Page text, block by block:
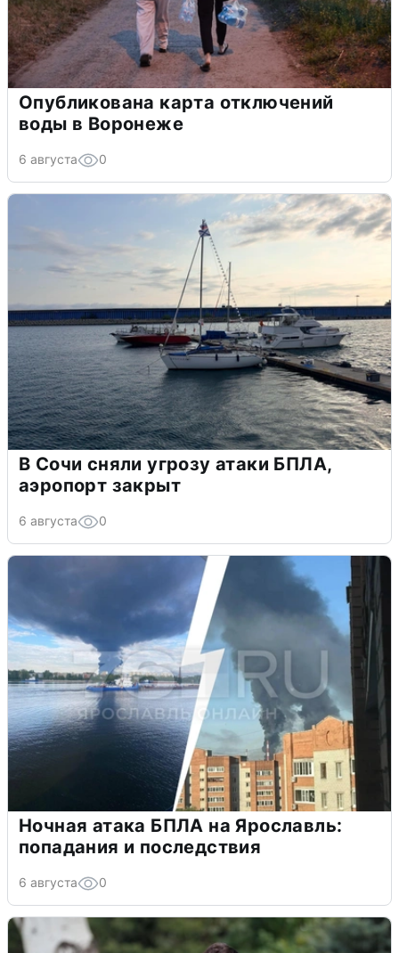
Опубликована карта отключений
воды в Воронеже
6 августа 0
В Сочи сняли угрозу атаки БПЛА,
аэропорт закрыт
6 августа 0
Ночная атака БПЛА на Ярославль:
попадания и последствия
6 августа 0